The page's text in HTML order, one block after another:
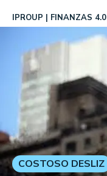
IPROUP FINANZAS 4.0
COSTOSO DESLIZ